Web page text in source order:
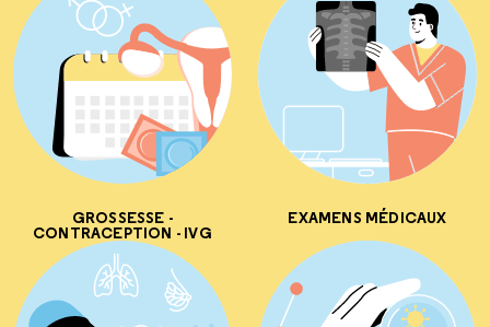
GROSSESSE -
CONTRACEPTION - IVG
EXAMENS MÉDICAUX